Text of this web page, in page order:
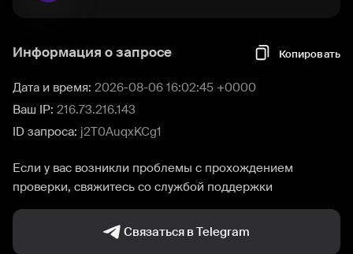
Информация о запросе Копировать
Дата и время: 2026-08-06 16:02:45 +0000
Ваш IP: 216.73.216.143
ID запроса: j2T0AuqxKCg1
Если у вас возникли проблемы с прохождением
проверки, свяжитесь со службой поддержки
Связаться в Telegram